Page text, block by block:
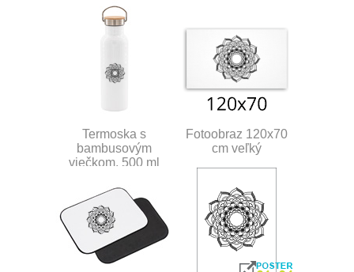
Termoska s
bambusovým
viečkom, 500 ml
Fotoobraz 120x70
cm veľký